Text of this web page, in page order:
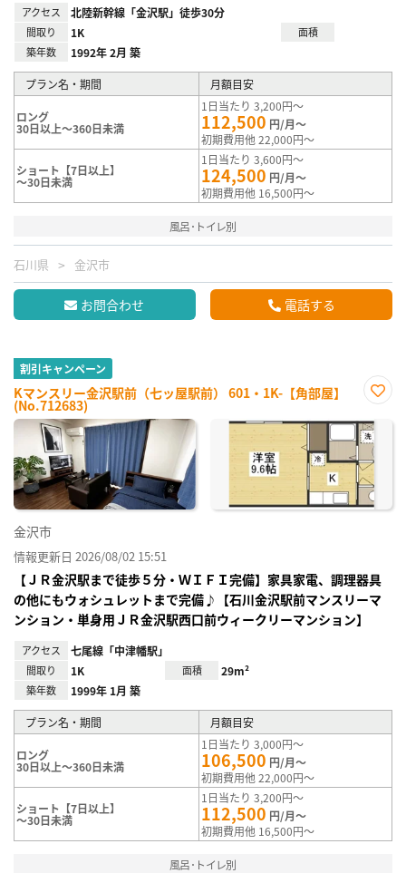
アクセス 北陸新幹線「金沢駅」徒歩30分
間取り 1K
面積
築年数
1992年 2月 築
プラン名・期間 月額目安
ロング
30日以上～360日未満
1日当たり 3,200円～
112,500 円/月～
初期費用他 22,000円～
ショート【7日以上】
～30日未満
1日当たり 3,600円～
124,500 円/月～
初期費用他 16,500円～
風呂･トイレ別
石川県 金沢市
お問合わせ 電話する
割引キャンペーン
Kマンスリー金沢駅前（七ッ屋駅前） 601・1K-【角部屋】
(No.712683)
に入
り登
録
金沢市
情報更新日 2026/08/02 15:51
【ＪＲ金沢駅まで徒歩５分・ＷＩＦＩ完備】家具家電、調理器具
の他にもウォシュレットまで完備♪【石川金沢駅前マンスリーマ
ンション・単身用ＪＲ金沢駅西口前ウィークリーマンション】
アクセス 七尾線「中津幡駅」
間取り 1K 面積 29m²
築年数 1999年 1月 築
プラン名・期間 月額目安
ロング
30日以上～360日未満
1日当たり 3,000円～
106,500 円/月～
初期費用他 22,000円～
ショート【7日以上】
～30日未満
1日当たり 3,200円～
112,500 円/月～
初期費用他 16,500円～
風呂･トイレ別